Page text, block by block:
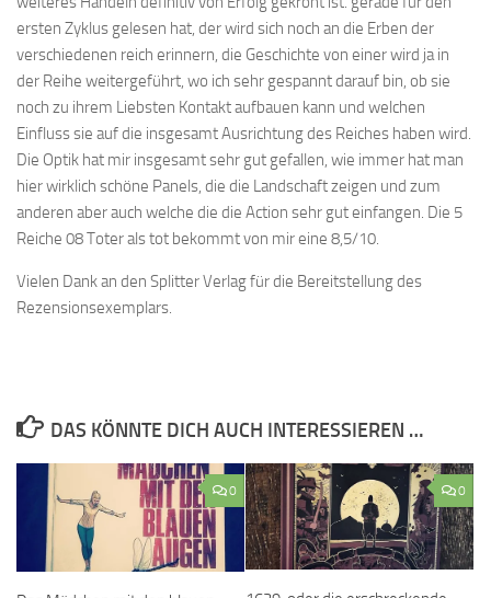
ersten Zyklus gelesen hat, der wird sich noch an die Erben der
verschiedenen reich erinnern, die Geschichte von einer wird ja in
der Reihe weitergeführt, wo ich sehr gespannt darauf bin, ob sie
noch zu ihrem Liebsten Kontakt aufbauen kann und welchen
Einfluss sie auf die insgesamt Ausrichtung des Reiches haben wird.
Die Optik hat mir insgesamt sehr gut gefallen, wie immer hat man
hier wirklich schöne Panels, die die Landschaft zeigen und zum
anderen aber auch welche die die Action sehr gut einfangen. Die 5
Reiche 08 Toter als tot bekommt von mir eine 8,5/10.
Vielen Dank an den Splitter Verlag für die Bereitstellung des
Rezensionsexemplars.
DAS KÖNNTE DICH AUCH INTERESSIEREN …
0 0